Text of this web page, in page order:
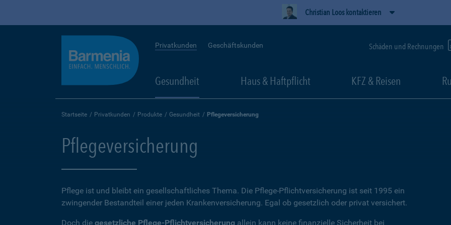
Christian Loos kontaktieren
Privatkunden Geschäftskunden Schäden und Rechnungen
Gesundheit Haus & Haftpflicht KFZ & Reisen
Startseite Privatkunden Produkte Gesundheit Pflegeversicherung
Pflegeversicherung
Pflege ist und bleibt ein gesellschaftliches Thema. Die Pflege-Pflichtversicherung ist seit 1995 ein
zwingender Bestandteil einer jeden Krankenversicherung. Egal ob gesetzlich oder privat versichert.
Doch die gesetzliche Pflege-Pflichtversicherung allein kann keine finanzielle Sicherheit bei